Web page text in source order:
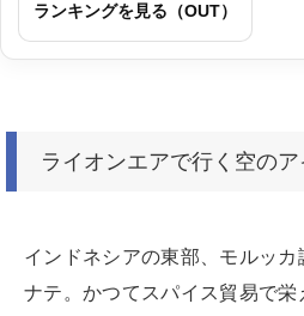
ランキングを見る（OUT）
ライオンエアで行く空の
インドネシアの東部、モルッ
ナテ。かつてスパイス貿易で